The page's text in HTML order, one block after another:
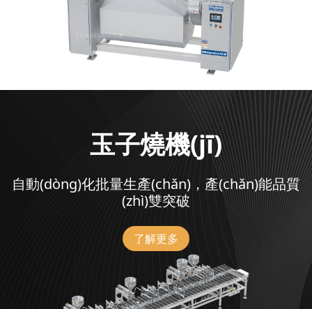
玉子燒機(jī)
自動(dòng)化批量生產(chǎn)，產(chǎn)能品質
(zhì)雙突破
了解更多